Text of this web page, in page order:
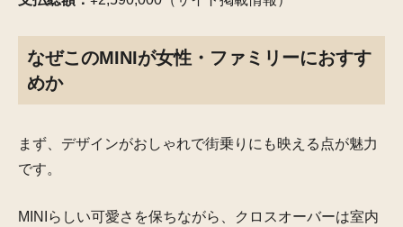
なぜこのMINIが女性・ファミリーにおすす
めか
まず、デザインがおしゃれで街乗りにも映える点が魅力
です。
MINIらしい可愛さを保ちながら、クロスオーバーは室内